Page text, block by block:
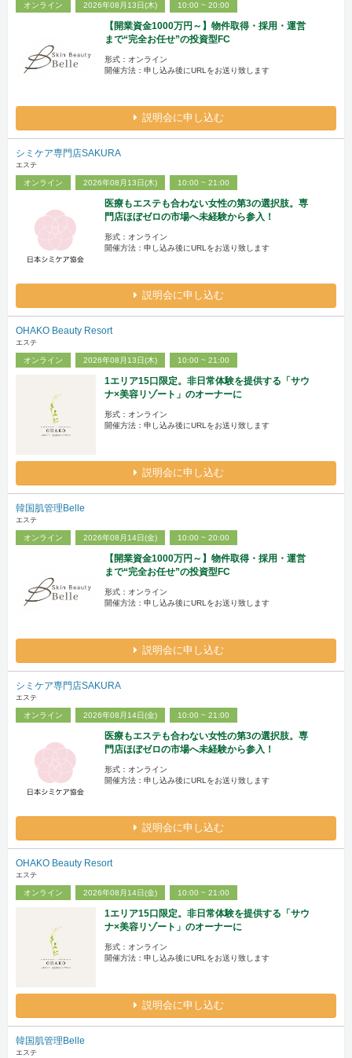
オンライン 2026年08月13日(木) 10:00 ~ 20:00
【開業資金1000万円～】物件取得・採用・運営
まで“完全お任せ”の投資型FC
形式：オンライン
開催方法：申し込み後にURLをお送り致します
説明会に申し込む
シミケア専門店SAKURA
エステ
オンライン 2026年08月13日(木) 10:00 ~ 21:00
医療もエステも合わない女性の第3の選択肢。専
門店ほぼゼロの市場へ未経験から参入！
形式：オンライン
開催方法：申し込み後にURLをお送り致します
説明会に申し込む
OHAKO Beauty Resort
エステ
オンライン 2026年08月13日(木) 10:00 ~ 21:00
1エリア15口限定。非日常体験を提供する「サウ
ナ×美容リゾート」のオーナーに
形式：オンライン
開催方法：申し込み後にURLをお送り致します
説明会に申し込む
韓国肌管理Belle
エステ
オンライン 2026年08月14日(金) 10:00 ~ 20:00
【開業資金1000万円～】物件取得・採用・運営
まで“完全お任せ”の投資型FC
形式：オンライン
開催方法：申し込み後にURLをお送り致します
説明会に申し込む
シミケア専門店SAKURA
エステ
オンライン 2026年08月14日(金) 10:00 ~ 21:00
医療もエステも合わない女性の第3の選択肢。専
門店ほぼゼロの市場へ未経験から参入！
形式：オンライン
開催方法：申し込み後にURLをお送り致します
説明会に申し込む
OHAKO Beauty Resort
エステ
オンライン 2026年08月14日(金) 10:00 ~ 21:00
1エリア15口限定。非日常体験を提供する「サウ
ナ×美容リゾート」のオーナーに
形式：オンライン
開催方法：申し込み後にURLをお送り致します
説明会に申し込む
韓国肌管理Belle
エステ